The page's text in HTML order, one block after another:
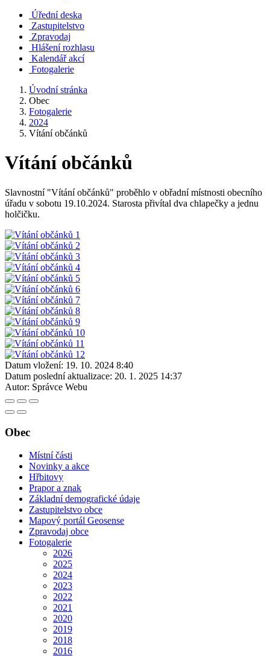
Úřední deska
Zastupitelstvo
Zpravodaj
Hlášení rozhlasu
Kalendář akcí
Fotogalerie
Úvodní stránka
Obec
Fotogalerie
2024
Vítání občánků
Vítání občánků
Slavnostní "Vítání občánků" proběhlo v obřadní místnosti obecního
úřadu v sobotu 19.10.2024. Starosta přivítal dva chlapečky a jednu
holčičku.
Datum vložení: 19. 10. 2024 8:40
Datum poslední aktualizace: 20. 1. 2025 14:37
Autor: Správce Webu
Obec
Místní části
Novinky a akce
Hřbitovy
Prapor a znak
Základní demografické údaje
Zastupitelstvo obce
Mapový portál Geosense
Zpravodaj obce
Fotogalerie
2026
2025
2024
2023
2022
2021
2020
2019
2018
2016